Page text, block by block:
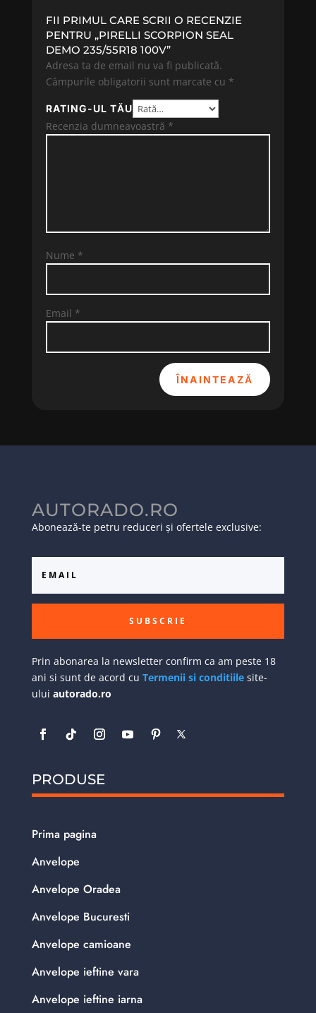
FII PRIMUL CARE SCRII O RECENZIE
PENTRU „PIRELLI SCORPION SEAL
DEMO 235/55R18 100V”
Adresa ta de email nu va fi publicată.
Câmpurile obligatorii sunt marcate cu *
RATING-UL TĂU
Recenzia dumneavoastră *
Nume *
Email *
ÎNAINTEAZĂ
AUTORADO.RO
Abonează-te petru reduceri și ofertele exclusive:
SUBSCRIE
Prin abonarea la newsletter confirm ca am peste 18
ani si sunt de acord cu Termenii si conditiilesite-
ului autorado.ro
PRODUSE
Prima pagina
Anvelope
Anvelope Oradea
Anvelope Bucuresti
Anvelope camioane
Anvelope ieftine vara
Anvelope ieftine iarna